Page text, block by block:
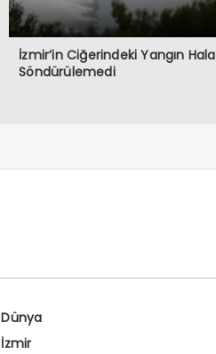
İzmir’in Ciğerindeki Yangın Hala
Söndürülemedi
Dünya
İzmir